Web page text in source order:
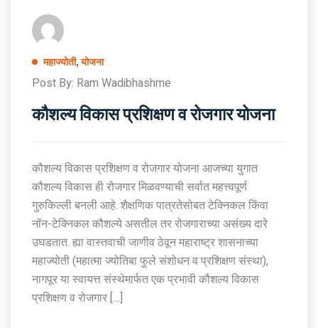
महाज्योती,योजना
Post By: Ram Wadibhashme
कौशल्य विकास प्रशिक्षण व रोजगार योजना
कौशल्य विकास प्रशिक्षण व रोजगार योजना आजच्या युगात
कौशल्य विकास ही रोजगार मिळवण्याची सर्वात महत्त्वपूर्ण
गुरुकिल्ली बनली आहे. शैक्षणिक पात्रतेसोबत टेक्निकल किंवा
नॉन-टेक्निकल कौशल्ये असतील तर रोजगाराच्या असंख्य दारे
उघडतात. ह्या वास्तवाची जाणीव ठेवून महाराष्ट्र शासनाच्या
महाज्योती (महात्मा ज्योतिबा फुले संशोधन व प्रशिक्षण संस्था),
नागपूर या स्वायत्त संस्थेमार्फत एक प्रभावी कौशल्य विकास
प्रशिक्षण व रोजगार […]